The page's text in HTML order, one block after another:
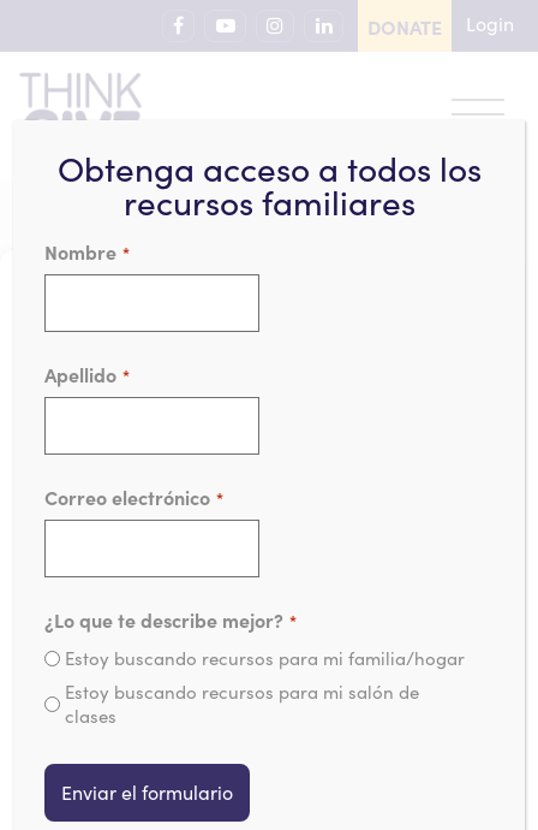
DONATE Login
15 Frases Para
Decirle a tu Hijo en
Trabajo!”
Obtenga acceso a todos los
recursos familiares
Nombre *
Apellido *
Correo electrónico *
¿Lo que te describe mejor? *
Estoy buscando recursos para mi familia/hogar
Estoy buscando recursos para mi salón de
clases